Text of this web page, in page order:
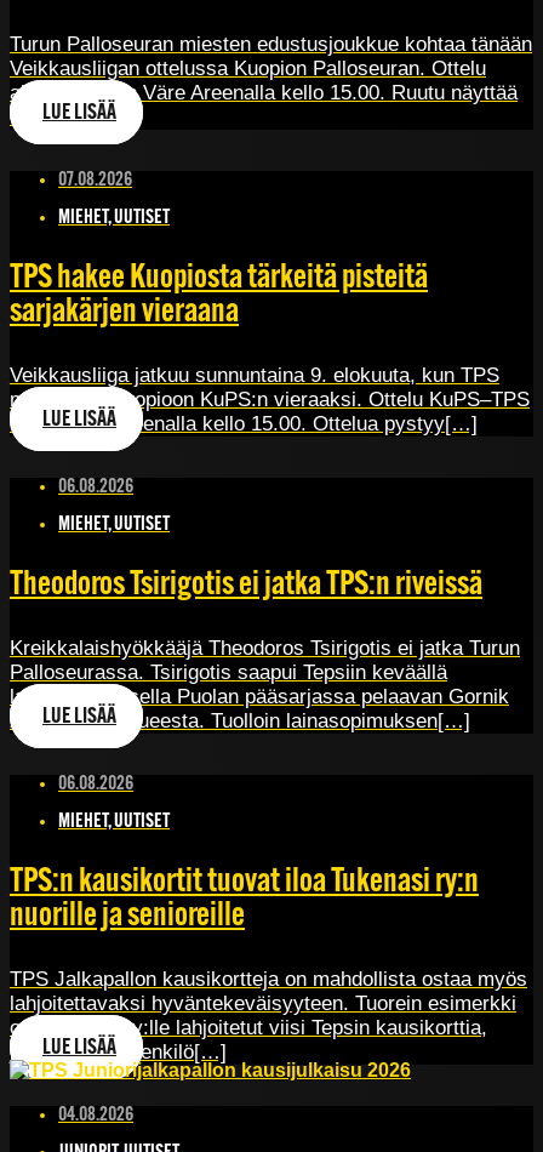
Turun Palloseuran miesten edustusjoukkue kohtaa tänään
Veikkausliigan ottelussa Kuopion Palloseuran. Ottelu
alkaa Kuopion Väre Areenalla kello 15.00. Ruutu näyttää
ottelun[…]
LUE LISÄÄ
07.08.2026
MIEHET, UUTISET
TPS hakee Kuopiosta tärkeitä pisteitä
sarjakärjen vieraana
Veikkausliiga jatkuu sunnuntaina 9. elokuuta, kun TPS
matkustaa Kuopioon KuPS:n vieraaksi. Ottelu KuPS–TPS
alkaa Väre Areenalla kello 15.00. Ottelua pystyy[…]
LUE LISÄÄ
06.08.2026
MIEHET, UUTISET
Theodoros Tsirigotis ei jatka TPS:n riveissä
Kreikkalaishyökkääjä Theodoros Tsirigotis ei jatka Turun
Palloseurassa. Tsirigotis saapui Tepsiin keväällä
lainasopimuksella Puolan pääsarjassa pelaavan Gornik
Zabrzen joukkueesta. Tuolloin lainasopimuksen[…]
LUE LISÄÄ
06.08.2026
MIEHET, UUTISET
TPS:n kausikortit tuovat iloa Tukenasi ry:n
nuorille ja senioreille
TPS Jalkapallon kausikortteja on mahdollista ostaa myös
lahjoitettavaksi hyväntekeväisyyteen. Tuorein esimerkki
on Tukenasi ry:lle lahjoitetut viisi Tepsin kausikorttia,
jotka yksityishenkilö[…]
LUE LISÄÄ
04.08.2026